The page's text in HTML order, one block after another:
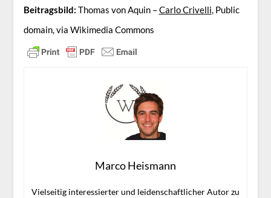
Beitragsbild: Thomas von Aquin –Carlo Crivelli , Public
domain, via Wikimedia Commons
Marco Heismann
Vielseitig interessierter und leidenschaftlicher Autor zu